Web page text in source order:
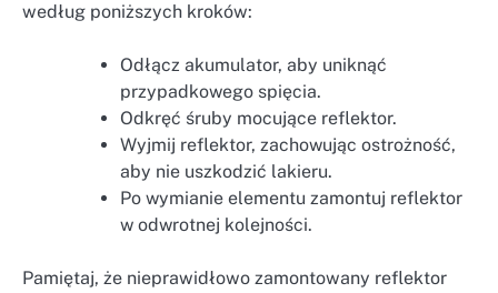
według poniższych kroków:
Odłącz akumulator, aby uniknąć
przypadkowego spięcia.
Odkręć śruby mocujące reflektor.
Wyjmij reflektor, zachowując ostrożność,
aby nie uszkodzić lakieru.
Po wymianie elementu zamontuj reflektor
w odwrotnej kolejności.
Pamiętaj, że nieprawidłowo zamontowany reflektor